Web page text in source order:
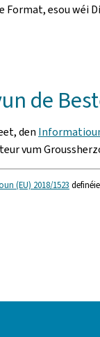
Format, esou wéi
de
den
vum
(EU) 2018/1523